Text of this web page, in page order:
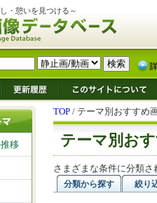
・憩いを見つける～
TOP / テーマ別おすすめ
テーマ別お
さまざまな条件に分類
分類から探す 絞り
移